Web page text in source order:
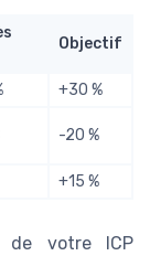
Objectif
+30 %
-20 %
+15 %
de votre ICP